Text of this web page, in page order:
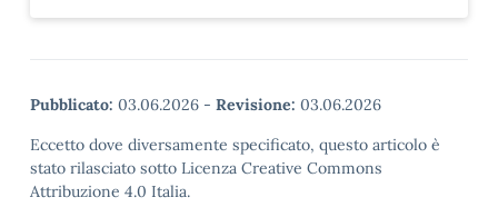
Pubblicato: 03.06.2026 - Revisione: 03.06.2026
Eccetto dove diversamente specificato, questo articolo è
stato rilasciato sotto Licenza Creative Commons
Attribuzione 4.0 Italia.